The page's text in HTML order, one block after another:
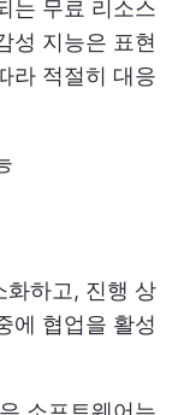
는 무료 리소스
성 지능은 표현
라 적절히 대응
화하고, 진행 상
에 협업을 활성